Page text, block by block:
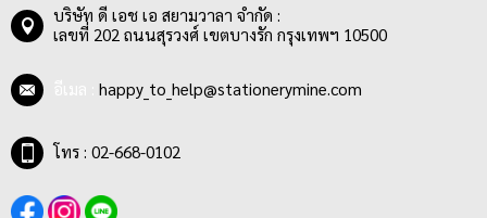
บริษัท ดี เอช เอ สยามวาลา จำกัด :
เลขที่ 202 ถนนสุรวงศ์ เขตบางรัก กรุงเทพฯ 10500
happy_to_help@stationerymine.com
โทร : 02-668-0102